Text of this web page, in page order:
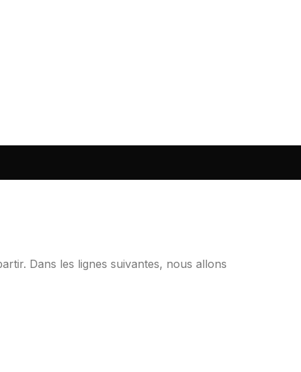
Dans les lignes suivantes, nous allons